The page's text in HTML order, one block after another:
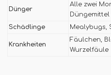
Dünger
Alle zwei
Schädlinge
Mealybugs,
Krankheiten
Fäulchen,
Wurzelfäule